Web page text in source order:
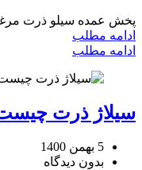
پخش عمده سیلو ذرت
ادامه مطلب
ادامه مطلب
سیلاژ ذرت
5 بهمن 1400
بدون دیدگاه